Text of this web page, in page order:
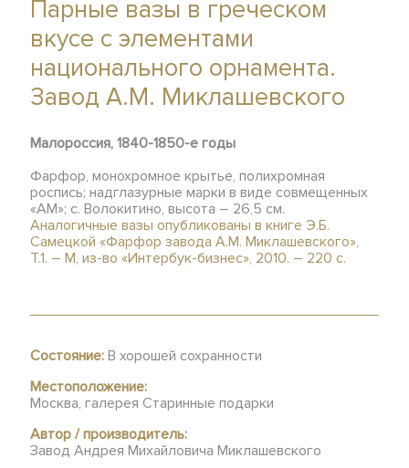
Парные вазы в греческом
вкусе с элементами
национального орнамента.
Завод А.М. Миклашевского
Малороссия, 1840-1850-е годы
Фарфор, монохромное крытье, полихромная
роспись; надглазурные марки в виде совмещенных
«АМ»; с. Волокитино, высота – 26,5 см.
Аналогичные вазы опубликованы в книге Э.Б.
Самецкой «Фарфор завода А.М. Миклашевского»,
Т.1. – М, из-во «Интербук-бизнес», 2010. – 220 с.
Состояние: В хорошей сохранности
Местоположение:
Москва, галерея Старинные подарки
Автор / производитель:
Завод Андрея Михайловича Миклашевского